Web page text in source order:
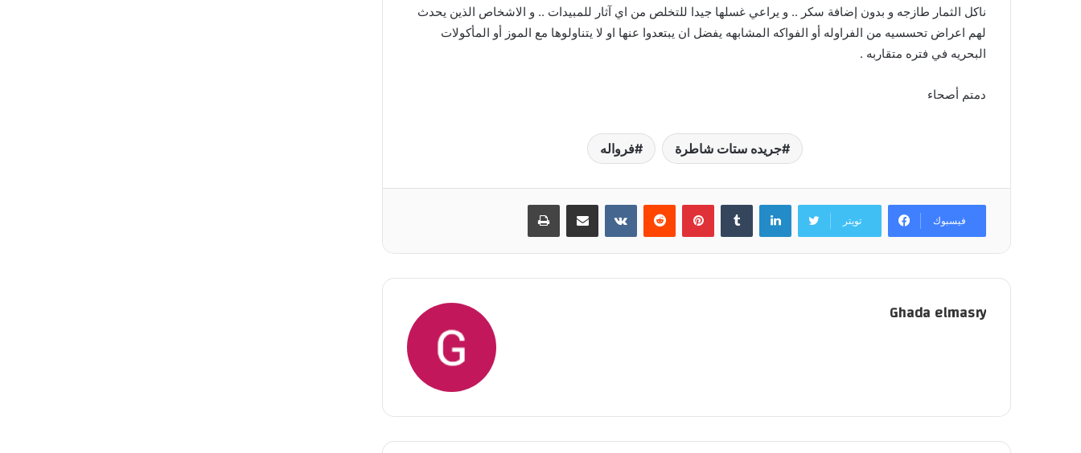
ناكل الثمار طازجه و بدون إضافة سكر .. و يراعي غسلها جيدا للتخلص من اي آثار للمبيدات .. و الاشخاص الذين يحدث
لهم اعراض تحسسيه من الفراوله أو الفواكه المشابهه يفضل ان يبتعدوا عنها او لا يتناولوها مع الموز أو المأكولات
البحريه في فتره متقاربه .
دمتم أصحاء
جريده ستات شاطرة فرواله
فيسبوك تويتر
لينكدإن ‏Tumblr بينتيريست ‏Reddit
‏VKontakte مشاركة عبر البريد طباعة
Ghada elmasry